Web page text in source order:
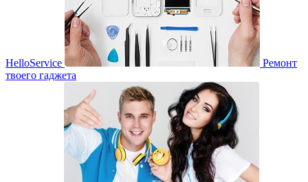
HelloService
Ремонт
твоего гаджета